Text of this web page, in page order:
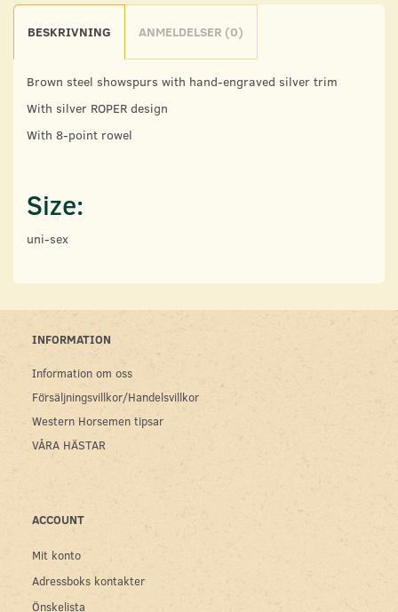
BESKRIVNING ANMELDELSER (0)
Brown steel showspurs with hand-engraved silver trim
With silver ROPER design
With 8-point rowel
Size:
uni-sex
INFORMATION
Information om oss
Försäljningsvillkor/Handelsvillkor
Western Horsemen tipsar
VÅRA HÄSTAR
ACCOUNT
Mit konto
Adressboks kontakter
Önskelista